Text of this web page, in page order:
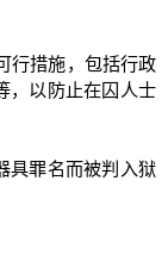
措施，包括行政
，以防止在囚人士
罪名而被判入狱